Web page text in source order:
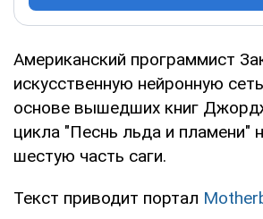
Американский программист
искусственную нейронную
основе вышедших книг
цикла "Песнь льда и пламени"
шестую часть саги.
Текст приводит портал